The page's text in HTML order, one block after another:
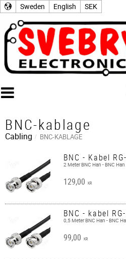
Sweden English SEK
BNC-kablage
Cabling BNC-KABLAGE
BNC - Kabel
2 Meter BNC Han - BNC
129,00 KR
BNC - kabel
0,5 Meter BNC Han - BNC
99,00 KR